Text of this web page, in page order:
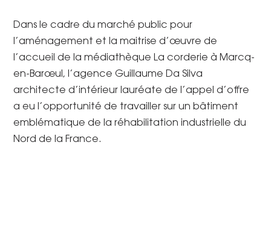
Dans le cadre du marché public pour
l’aménagement et la maitrise d’œuvre de
l’accueil de la médiathèque La corderie à Marcq-
en-Barœul, l’agence Guillaume Da Silva
architecte d’intérieur lauréate de l’appel d’offre
a eu l’opportunité de travailler sur un bâtiment
emblématique de la réhabilitation industrielle du
Nord de la France.